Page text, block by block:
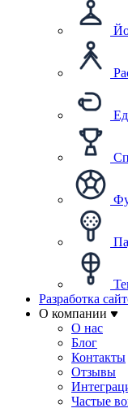
Разработка
О компании
О нас
Блог
Контакты
Отзывы
Частые